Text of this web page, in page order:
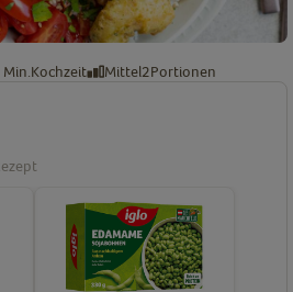
Kochzeit Mittel2Portionen